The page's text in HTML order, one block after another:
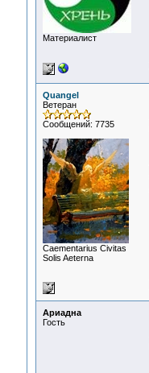
Материалист
Quangel
Ветеран
Сообщений: 7735
Сaementarius Civitas
Solis Aeterna
Ариадна
Гость